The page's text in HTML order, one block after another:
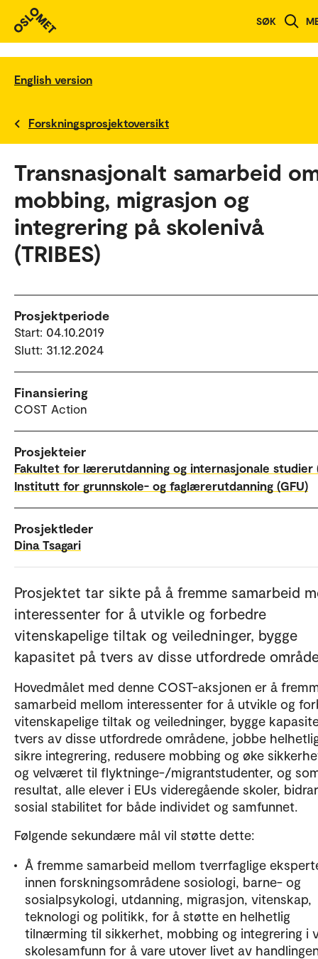
SØK
English version
Forskningsprosjektoversikt
Transnasjonalt samarbeid
mobbing, migrasjon og
integrering på skolenivå
(TRIBES)
Prosjektperiode
Start: 04.10.2019
Slutt: 31.12.2024
Finansiering
COST Action
Prosjekteier
Fakultet for lærerutdanning og internasjonale studier
Institutt for grunnskole- og faglærerutdanning (GFU)
Prosjektleder
Dina Tsagari
Prosjektet tar sikte på å fremme samarbeid
interessenter for å utvikle og forbedre
vitenskapelige tiltak og veiledninger, bygge
kapasitet på tvers av disse utfordrede
Hovedmålet med denne COST-aksjonen er å
samarbeid mellom interessenter for å utvikle og
vitenskapelige tiltak og veiledninger, bygge
tvers av disse utfordrede områdene, jobbe
sikre integrering, redusere mobbing og øke
og velværet til flyktninge-/migrantstudenter, og
resultat, alle elever i EUs videregående skoler,
sosial stabilitet for både individet og samfunnet.
Følgende sekundære mål vil støtte dette:
Å fremme samarbeid mellom tverrfaglige
innen forskningsområdene sosiologi, barne- og
sosialpsykologi, utdanning, migrasjon, vitenskap,
teknologi og politikk, for å støtte en helhetlig
tilnærming til sikkerhet, mobbing og integrering i
skolesamfunn for å vare utover livet av